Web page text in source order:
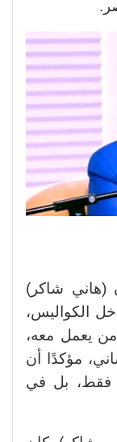
(هاني شاكر)
الكواليس،
يعمل معه،
مؤكدًا أن
فقط، بل في